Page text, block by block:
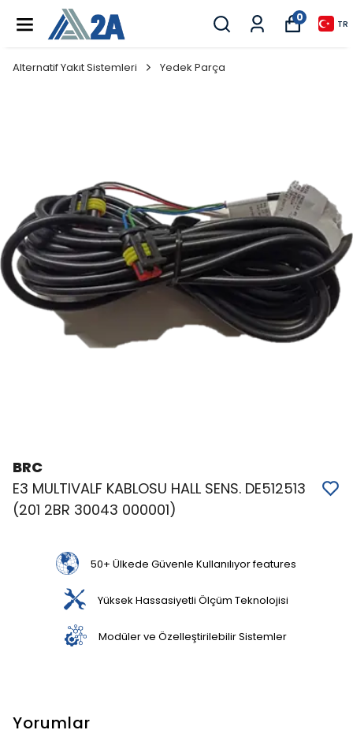
0
TR
Alternatif Yakıt Sistemleri Yedek Parça
BRC
E3 MULTIVALF KABLOSU HALL SENS. DE512513
(201 2BR 30043 000001)
50+ Ülkede Güvenle Kullanılıyor features
Yüksek Hassasiyetli Ölçüm Teknolojisi
Modüler ve Özelleştirilebilir Sistemler
Yorumlar